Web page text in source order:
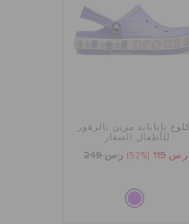
كلوغ باياباند مزين بالزهور
للأطفال الصغار
ر.س 119 (52%) ر.س 249